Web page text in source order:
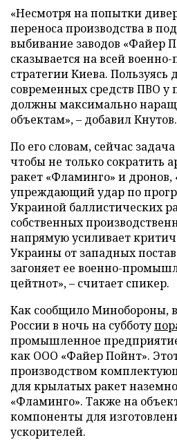
«Несмотря на попытки
переноса производства в
выбивание заводов «Файер
сказывается на всей
стратегии Киева.
современных средств ПВО у
должны максимально
объектам», – добавил Кнутов.
По его словам, сейчас
чтобы не только сократить
ракет «Фламинго» и дронов,
упреждающий удар по
Украиной баллистических
собственных
напрямую усиливает
Украины от западных
загоняет ее военно-
цейтнот», – считает спикер.
Как сообщило Минобороны,
России в ночь на субботу
промышленное
как ООО «Файер Пойнт».
производством
для крылатых ракет
«Фламинго». Также на
компоненты для
ускорителей.